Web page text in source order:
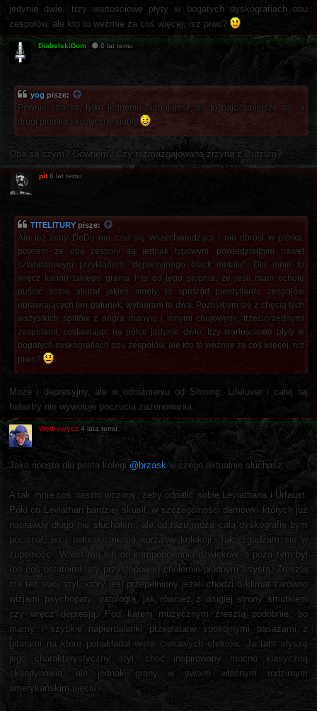
jedynie dwie, trzy wartościowe płyty w bogatych dyskografiach obu
zespołów, ale kto to weźmie za coś więcej, niż piwo?
DiabelskiDom 6 lat temu
yog pisze:
Pewnie oba są, tylko jednemu fanbojujesz, bo to najczarniejsze zło, a
drugi plumka akustyczne smuty
Oba są czym? Gównem? Czy rozmazgajowaną zrzyną z Burzum?
pit 6 lat temu
TITELITURY pisze:
Ale też żeby DeDe nie czuł się wszechwiedzący i nie obrósł w piórka,
powiem że oba zespoły są jednak typowym, powiedziałbym nawet
sztandarowym przykładem "depresyjnego black metalu". Dla mnie to
wręcz kanon takiego grania i to do tego stopnia, że jeśli mam ochotę
puścić sobie akurat jakieś smęty, to spośród pierdyliarda zespołów
uprawiających ten gatunek, wybieram te dwa. Pozbyłbym się z chęcią tych
wszystkich splitów z angra manyiu i innymi chujowymi, trzeciorzędnymi
zespolami, zostawiając na półce jedynie dwie, trzy wartościowe płyty w
bogatych dyskografiach obu zespołów, ale kto to weźmie za coś więcej, niż
piwo?
Może i depresyjny, ale w odróżnieniu od Shining, Lifelover i całej tej
hałastry nie wywołuje poczucia zażenowania.
Wędrowycz 4 lata temu
Jako riposta dla posta kolegi @brzask w czego aktualnie słuchasz:
A tak mnie coś naszło wczoraj, żeby odpalić sobie Leviathana i Urfaust.
Póki co Leviathan bardziej skusił, w szczególności demówki których już
naprawdę długo nie słuchałem, ale od razu może całą dyskografię bym
pocisnął, po i pełniaki mi się kurzą w kolekcji. Tak, zgadzam się w
zupełności, Wrest ma łeb do komponowania dźwięków, a poza tym był
(bo coś ostatnimi laty przystopował) cholernie płodnym artystą. Zresztą
ma też swój styl, który jest przepełniony jeżeli chodzi o klimat zarówno
wizjami psychopaty, patologią, jak również z drugiej strony smutkiem
czy wręcz depresją. Pod kątem muzycznym zresztą podobnie, bo
mamy i szybkie napierdalanki przeplatane spokojnymi pasażami z
gitarami na które ponakładał wiele ciekawych efektów. Ja tam słyszę
jego charakterystyczny styl, choć inspirowany mocno klasyczną
skandynawią, ale jednak grany w swoim własnym rodzimym
amerykańskim ujęciu.